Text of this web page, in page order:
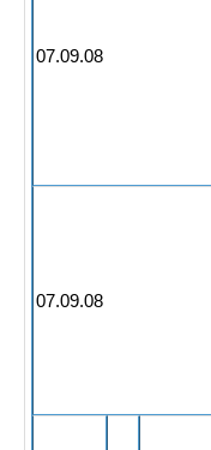
07.09.08
07.09.08